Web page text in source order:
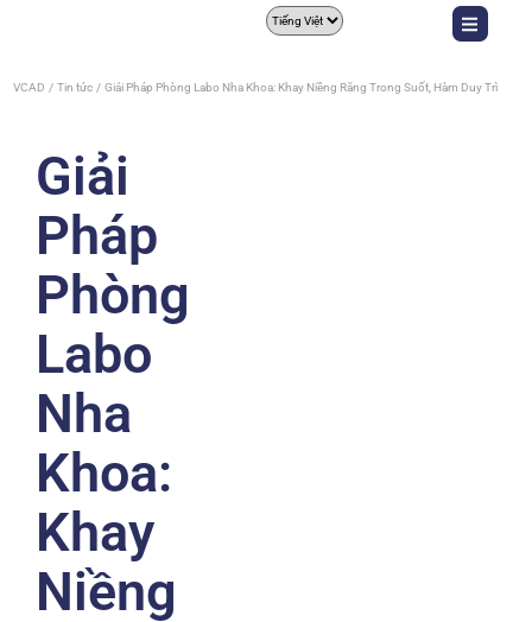
VCAD Tin tức Giải Pháp Phòng Labo Nha Khoa: Khay Niềng Răng Trong Suốt, Hàm Duy Trì
Giải
Pháp
Phòng
Labo
Nha
Khoa:
Khay
Niềng